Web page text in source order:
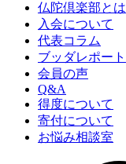
仏陀倶楽部とは
入会について
代表コラム
ブッダレポート
会員の声
Q&A
得度について
寄付について
お悩み相談室